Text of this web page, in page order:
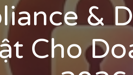
&
Cho